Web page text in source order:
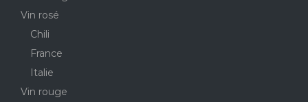
Vin rosé
Chili
France
Italie
Vin rouge